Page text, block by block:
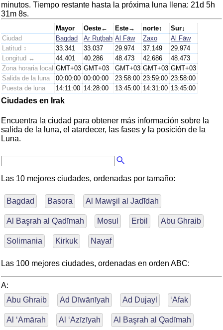
minutos. Tiempo restante hasta la próxima luna llena: 21d 5h
31m 8s.
Mayor Oeste← Este→ norte↑
Sur↓
Ciudad
Bagdad Ar Ruţbah Al Fāw Zaxo
Al Fāw
Latitud ↕
33.341 33.037 29.974 37.149
29.974
Longitud ↔
44.401 40.286 48.473 42.686
48.473
Zona horaria local GMT+03 GMT+03 GMT+03 GMT+03 GMT+03
Salida de la luna
00:00:00 00:00:00 23:58:00 23:59:00 23:58:00
Puesta de luna
14:11:00 14:28:00 13:45:00 14:31:00 13:45:00
Ciudades en Irak
Encuentra la ciudad para obtener más información sobre la
salida de la luna, el atardecer, las fases y la posición de la
Luna.
Las 10 mejores ciudades, ordenadas por tamaño:
Bagdad Basora Al Mawşil al Jadīdah
Al Başrah al Qadīmah Mosul Erbil Abu Ghraib
Solimania Kirkuk Nayaf
Las 100 mejores ciudades, ordenadas en orden ABC:
A:
Abu Ghraib
Ad Dīwānīyah Ad Dujayl ‘Afak
Al ‘Amārah Al ‘Azīzīyah Al Başrah al Qadīmah